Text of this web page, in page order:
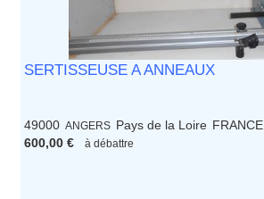
Nord Pas de Calais - Belgique -
Pays Bas
Pays de la Loire
Picardie
Poitou Charentes
Italie
Rhone Alpes
SERTISSEUSE A ANNEAUX
49000 ANGERS Pays de la Loire FRANCE
600,00 €
à débattre